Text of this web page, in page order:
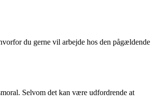
du gerne vil arbejde hos den pågældende
Selvom det kan være udfordrende at